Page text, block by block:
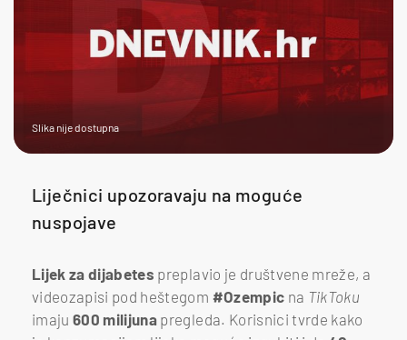
Slika nije dostupna
Liječnici upozoravaju na moguće
nuspojave
Lijek za dijabetes preplavio je društvene mreže, a
videozapisi pod heštegom #Ozempic na TikToku
imaju 600 milijuna pregleda. Korisnici tvrde kako